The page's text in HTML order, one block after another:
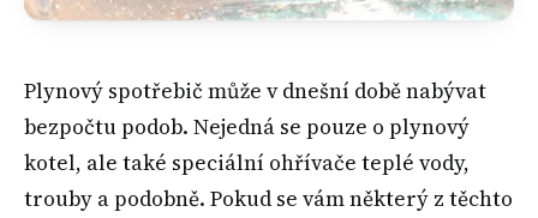
Plynový spotřebič může v dnešní době nabývat
bezpočtu podob. Nejedná se pouze o plynový
kotel, ale také speciální ohřívače teplé vody,
trouby a podobně. Pokud se vám některý z těchto